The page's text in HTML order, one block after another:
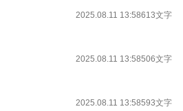
2025.08.11 13:58613文字
2025.08.11 13:58506文字
2025.08.11 13:58593文字